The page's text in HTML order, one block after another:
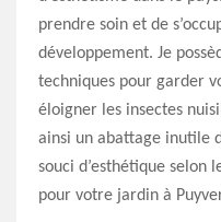
prendre soin et de
développement. Je
techniques pour garder
éloigner les insectes
ainsi un abattage inutile
souci d’esthétique selon
pour votre jardin à